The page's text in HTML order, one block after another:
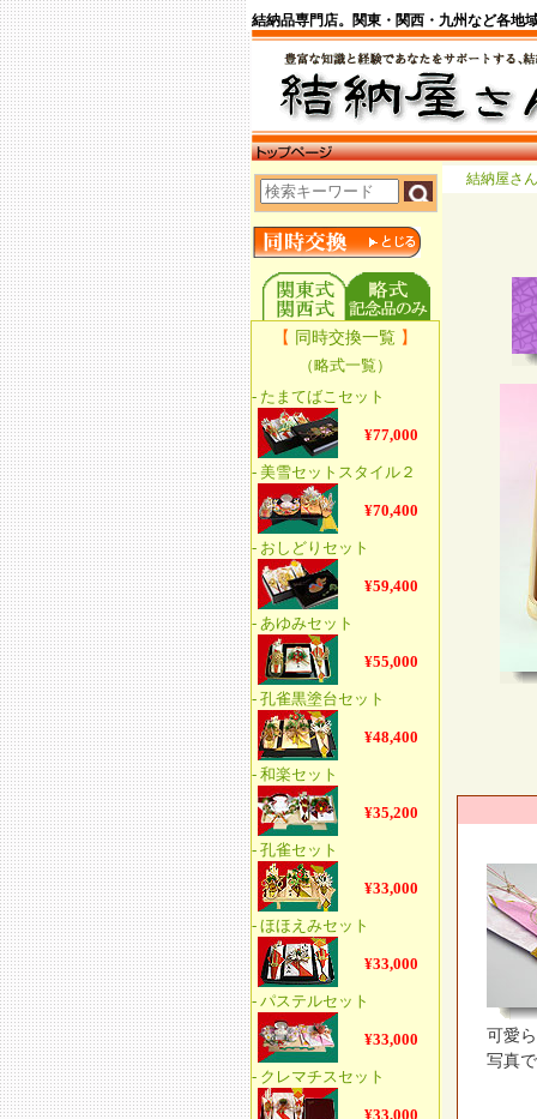
結納品専門店。関東・関西・九州など各地
結納屋さ
可愛
写真